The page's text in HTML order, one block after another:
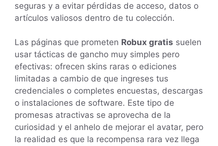
seguras y a evitar pérdidas de acceso, datos o
artículos valiosos dentro de tu colección.
Las páginas que prometen Robux gratis suelen
usar tácticas de gancho muy simples pero
efectivas: ofrecen skins raras o ediciones
limitadas a cambio de que ingreses tus
credenciales o completes encuestas, descargas
o instalaciones de software. Este tipo de
promesas atractivas se aprovecha de la
curiosidad y el anhelo de mejorar el avatar, pero
la realidad es que la recompensa rara vez llega